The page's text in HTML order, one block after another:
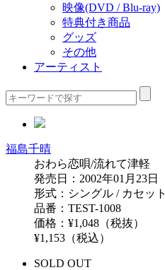
映像(DVD / Blu-ray)
特典付き商品
グッズ
その他
アーティスト
福島千晴
おわら恋唄/流れて津軽
発売日：2002年01月23日
形式：シングル / カセット
品番：TEST-1008
価格：¥1,048（税抜）
¥1,153（税込）
SOLD OUT